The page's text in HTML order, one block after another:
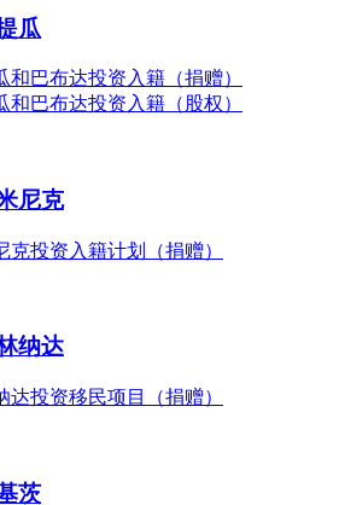
瓜
和巴布达投资入籍（捐赠）
和巴布达投资入籍（股权）
尼克
克投资入籍计划（捐赠）
纳达
达投资移民项目（捐赠）
茨